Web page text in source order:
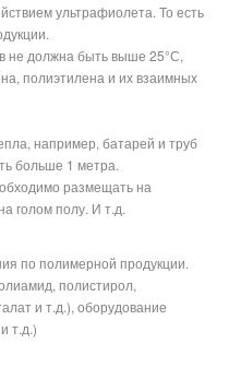
ультрафиолета. То есть
не должна быть выше 25°С,
полиэтилена и их взаимных
например, батарей и труб
больше 1 метра.
размещать на
на голом полу. И т.д.
по полимерной продукции.
полистирол,
и т.д.), оборудование
т.д.)